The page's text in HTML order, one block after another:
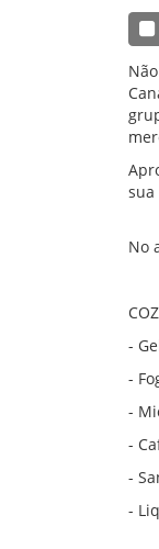
sua
No
-
-
-
-
-
-